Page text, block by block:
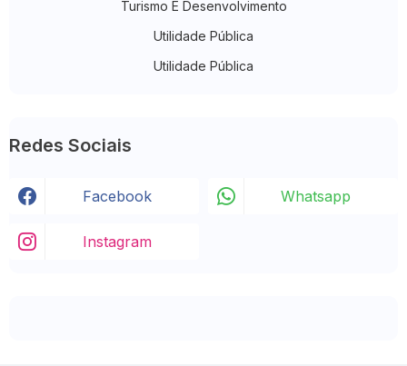
Turismo E Desenvolvimento
Utilidade Pública
Utilidade Pública
Redes Sociais
Facebook Whatsapp
Instagram